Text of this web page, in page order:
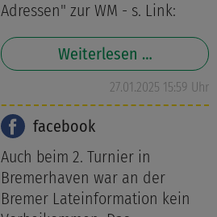
Adressen" zur WM - s. Link:
Weiterlesen …
27.01.2025 15:59 Uhr
facebook
Auch beim 2. Turnier in
Bremerhaven war an der
Bremer Lateinformation kein